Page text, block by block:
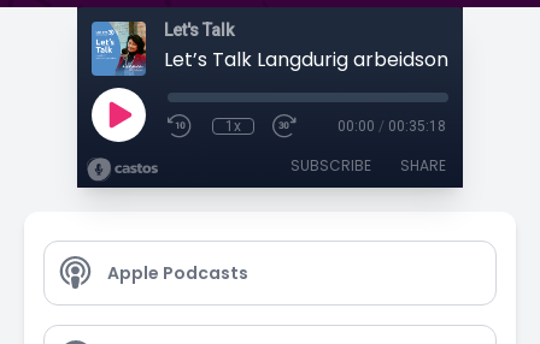
Let's Talk
Let’s Talk Langdurig
1x 00:00 / 00:35:18
SUBSCRIBE SHARE
Apple Podcasts